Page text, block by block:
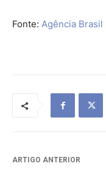
Fonte: Agência Brasil
ARTIGO ANTERIOR